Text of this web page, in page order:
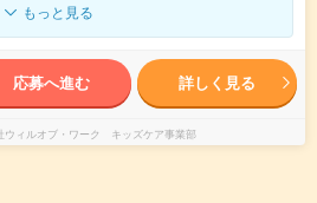
もっと見る
応募へ進む 詳しく見る
ウィルオブ・ワーク キッズケア事業部